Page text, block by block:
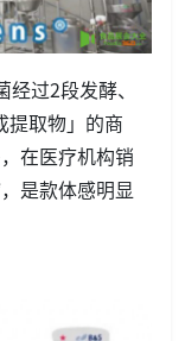
过2段发酵、
提取物」的商
在医疗机构销
是款体感明显